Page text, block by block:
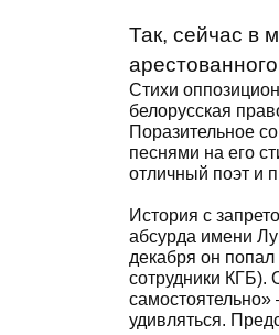
Так, сейчас в
Стихи
белорусская
Поразительное
песнями на его
отличный поэт и
История с
абсурда имени
декабря он
сотрудники КГБ).
самостоятельно»
удивляться.